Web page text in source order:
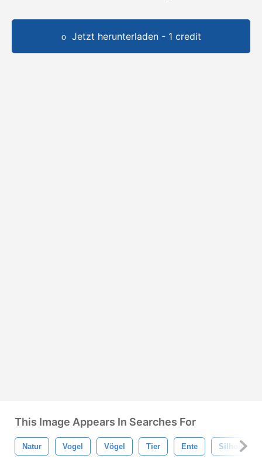
Jetzt herunterladen - 1 credit
This Image Appears In Searches For
Natur Vogel Vögel Tier Ente Silhouette